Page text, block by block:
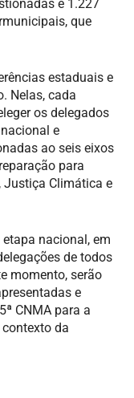
e 1.227
que
estaduais e
Nelas, cada
os delegados
e
ao seis eixos
para
Justiça Climática e
nacional, em
de todos
momento, serão
e
CNMA para a
da